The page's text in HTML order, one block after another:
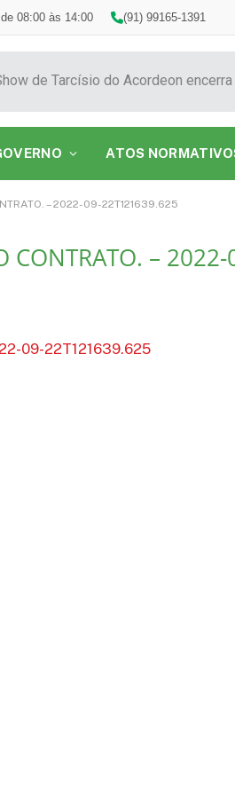
08:00 às 14:00 (91) 99165-1391
ATOS
– 2022-09-22T121639.625
CONTRATO. –
09-22T121639.625